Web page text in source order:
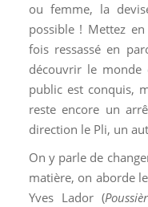
ou femme, la
possible ! Mettez
fois ressassé en
découvrir le
public est conquis,
reste encore un
direction le Pli, un
On y parle de
matière, on aborde
Yves Lador (